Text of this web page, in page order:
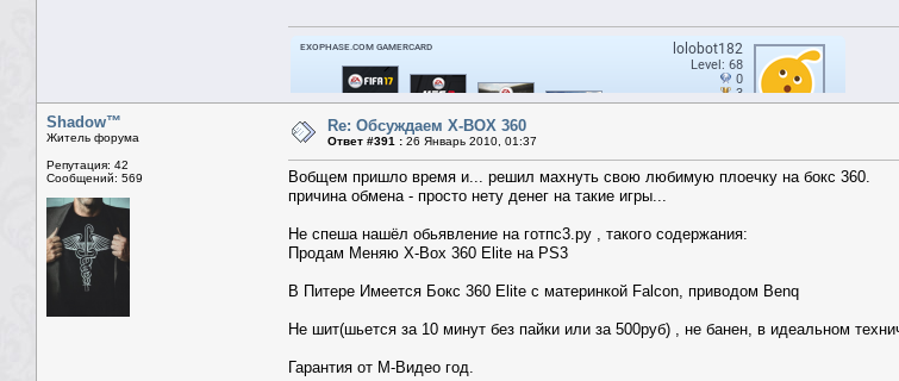
Shadow™
Житель форума
Репутация: 42
Сообщений: 569
Re: Обсуждаем X-BOX 360
Ответ #391 : 26 Январь 2010, 01:37
Вобщем пришло время и... решил махнуть свою любимую плоечку на бокс 360.
причина обмена - просто нету денег на такие игры...
Не спеша нашёл обьявление на готпс3.ру , такого содержания:
Продам Меняю X-Box 360 Elite на PS3
В Питере Имеется Бокс 360 Elite с материнкой Falcon, приводом Benq
Не шит(шьется за 10 минут без пайки или за 500руб) , не банен, в идеальном
Гарантия от М-Видео год.